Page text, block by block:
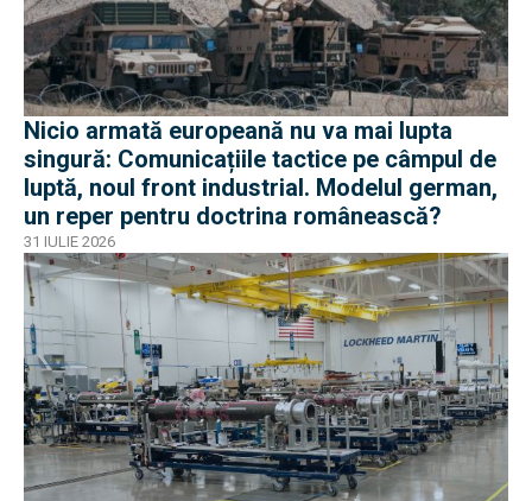
Nicio armată europeană nu va mai lupta
singură: Comunicațiile tactice pe câmpul de
luptă, noul front industrial. Modelul german,
un reper pentru doctrina românească?
31 IULIE 2026